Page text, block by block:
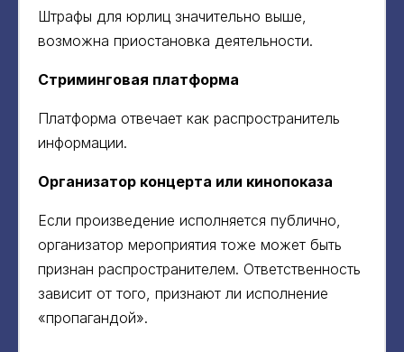
Штрафы для юрлиц значительно выше,
возможна приостановка деятельности.
Стриминговая платформа
Платформа отвечает как распространитель
информации.
Организатор концерта или кинопоказа
Если произведение исполняется публично,
организатор мероприятия тоже может быть
признан распространителем. Ответственность
зависит от того, признают ли исполнение
«пропагандой».